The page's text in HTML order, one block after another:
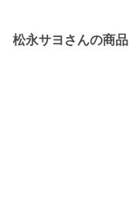
松永サヨさんの商品